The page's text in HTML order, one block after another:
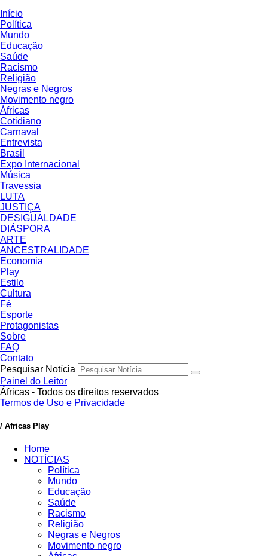
Início
Política
Mundo
Educação
Saúde
Racismo
Religião
Negras e Negros
Movimento negro
Áfricas
Cotidiano
Carnaval
Entrevista
Brasil
Expo Internacional
Música
Travessia
LUTA
JUSTIÇA
DESIGUALDADE
DIÁSPORA
ARTE
ANCESTRALIDADE
Economia
Play
Estilo
Cultura
Fé
Esporte
Protagonistas
Sobre
FAQ
Contato
Pesquisar Notícia
Painel do Leitor
Áfricas - Todos os direitos reservados
Termos de Uso e Privacidade
/ Africas Play
Home
NOTÍCIAS
Política
Mundo
Educação
Saúde
Racismo
Religião
Negras e Negros
Movimento negro